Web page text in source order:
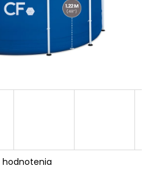
hodnotenia